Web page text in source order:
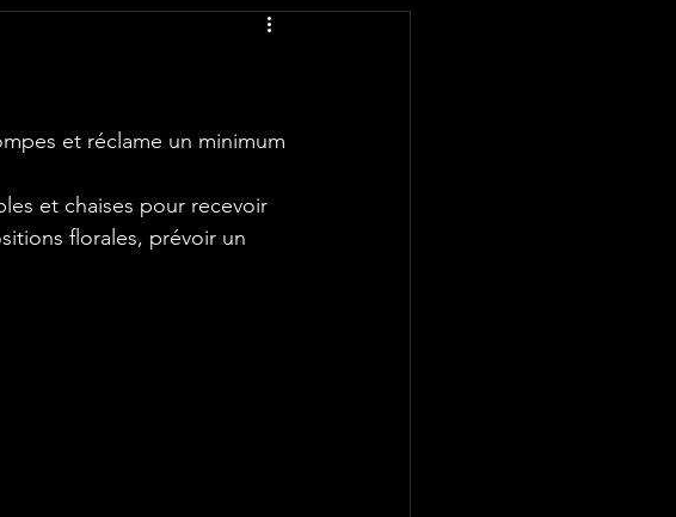
et réclame un minimum
et chaises pour recevoir
florales, prévoir un